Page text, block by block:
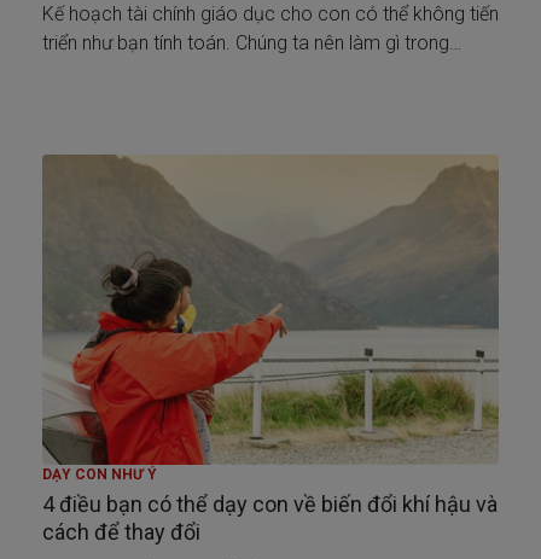
Kế hoạch tài chính giáo dục cho con có thể không tiến
triển như bạn tính toán. Chúng ta nên làm gì trong
DẠY CON NHƯ Ý
4 điều bạn có thể dạy con về biến đổi khí hậu và
cách để thay đổi